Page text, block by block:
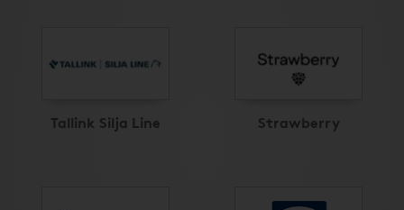
Tallink Silja Line Strawberry